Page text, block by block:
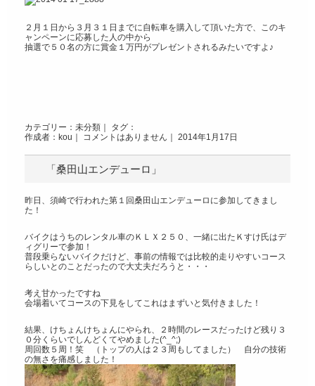
２月１日から３月３１日までに自転車を購入して頂いた方で、このキ
ャンペーンに応募した人の中から
抽選で５０名の方に賞金１万円がプレゼントされるみたいですよ♪
カテゴリー： 未分類 ｜ タグ：
作成者：kou｜ コメントはありません ｜ 2014年1月17日
「桑田山エンデューロ」
昨日、須崎で行われた第１回桑田山エンデューロに参加してきまし
た！
バイクはうちのレンタル車のＫＬＸ２５０、一緒に出たＫすけ氏はデ
ィグリーで参加！
普段乗らないバイクだけど、事前の情報では比較的走りやすいコース
らしいとのことだったので大丈夫だろうと・・・
考え甘かったですね
会場着いてコースの下見をしてこれはまずいと気付きました！
結果、けちょんけちょんにやられ、２時間のレースだったけど残り３
０分くらいでしんどくてやめました(^_^;)
周回数５周！笑 （トップの人は２３周もしてました） 自分の技術
の無さを痛感しました！